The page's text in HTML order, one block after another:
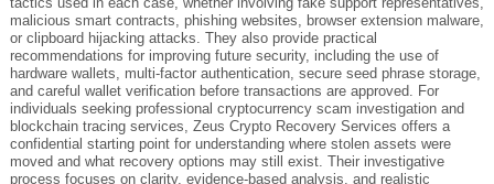
malicious smart contracts, phishing websites, browser extension malware,
or clipboard hijacking attacks. They also provide practical
recommendations for improving future security, including the use of
hardware wallets, multi-factor authentication, secure seed phrase storage,
and careful wallet verification before transactions are approved. For
individuals seeking professional cryptocurrency scam investigation and
blockchain tracing services, Zeus Crypto Recovery Services offers a
confidential starting point for understanding where stolen assets were
moved and what recovery options may still exist. Their investigative
process focuses on clarity, evidence-based analysis, and realistic